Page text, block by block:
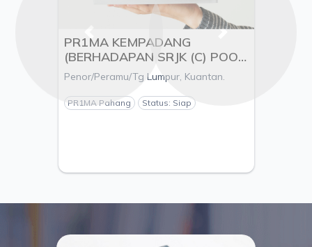
PR1MA KEMPADANG
(BERHADAPAN SRJK (C) POOI
MING), MUKIM KUALA
KUANTAN, DAERAH
KUANTAN, PAHANG - PEMAJU
ESTANIA S/B
Penor/Peramu/Tg Lumpur, Kuantan.
PR1MA Pahang Status: Siap
Previous